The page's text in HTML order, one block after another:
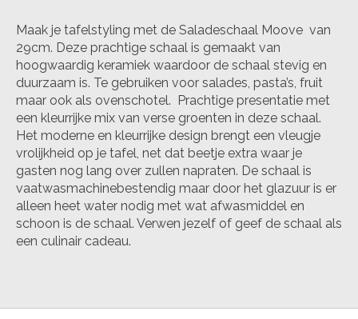
Maak je tafelstyling met de Saladeschaal Moove van
29cm. Deze prachtige schaal is gemaakt van
hoogwaardig keramiek waardoor de schaal stevig en
duurzaam is. Te gebruiken voor salades, pasta’s, fruit
maar ook als ovenschotel. Prachtige presentatie met
een kleurrijke mix van verse groenten in deze schaal.
Het moderne en kleurrijke design brengt een vleugje
vrolijkheid op je tafel, net dat beetje extra waar je
gasten nog lang over zullen napraten. De schaal is
vaatwasmachinebestendig maar door het glazuur is er
alleen heet water nodig met wat afwasmiddel en
schoon is de schaal. Verwen jezelf of geef de schaal als
een culinair cadeau.